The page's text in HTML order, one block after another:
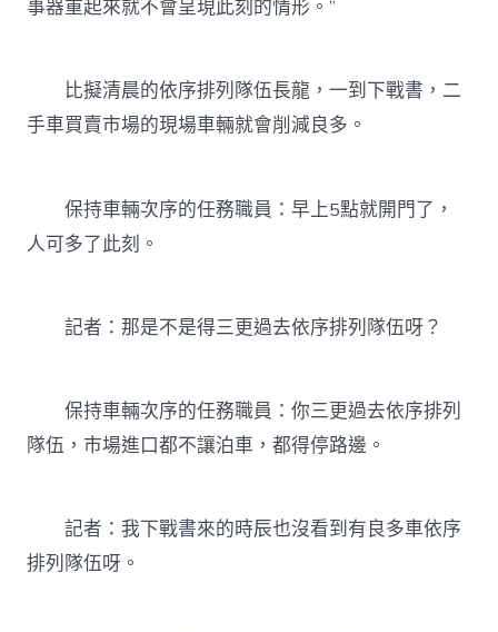
事器重起來就不會呈現此刻的情形。”
比擬清晨的依序排列隊伍長龍，一到下戰書，二
手車買賣市場的現場車輛就會削減良多。
保持車輛次序的任務職員：早上5點就開門了，
人可多了此刻。
記者：那是不是得三更過去依序排列隊伍呀？
保持車輛次序的任務職員：你三更過去依序排列
隊伍，市場進口都不讓泊車，都得停路邊。
記者：我下戰書來的時辰也沒看到有良多車依序
排列隊伍呀。